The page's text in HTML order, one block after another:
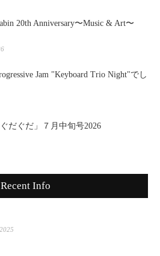
20th Anniversary〜Music & Art〜
Jam "Keyboard Trio Night"でし
ぐだぐだ」７月中旬号2026
Recent Info